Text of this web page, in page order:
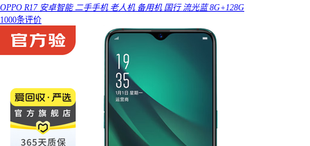
OPPO R17 安卓智能 二手手机 老人机 备用机 国行 流光蓝 8G+128G
1000条评价